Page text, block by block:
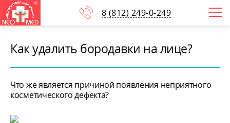
8 (812) 249-0-249
Как удалить бородавки на лице?
Что же является причиной появления неприятного
косметического дефекта?